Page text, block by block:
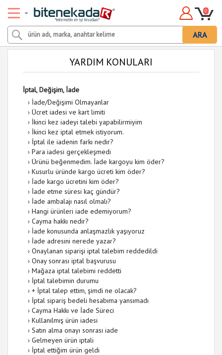
ARA
0
YARDIM KONULARI
İptal, Değişim, İade
› İade/Değişimi Olmayanlar
› Ücret iadesi ve kart limiti
› İkinci kez iadeyi talebi yapabilirmiyim
› İkinci kez iptal etmek istiyorum.
› İptal ile iadenin farkı nedir?
› Para iadesi gerçekleşmedi
› Ürünü beğenmedim. İade kargoyu kim öder?
› Kusurlu üründe kargo ücreti kim öder?
› İade kargo ücretini kim öder?
› İade etme süresi kaç gündür?
› İade ambalajı nasıl olmalı?
› Hangi ürünleri iade edemiyorum?
› Cayma hakkı nedir?
› İade konusunda anlaşmazlık yaşıyoruz
› İade adresini nerede yazar?
› Onaylanan siparişi iptal talebim reddedildi
› Onay sonrası iptal başvurusu
› Mağaza iptal talebimi reddetti
› İptal talebimin durumu
› + İptal talep ettim, şimdi ne olacak?
› İptal sipariş bedeli hesabıma yansımadı
› Cayma Hakkı ve İade Süreci
› Kullanılmış ürün iadesi
› Satın alma onayı sonrası iade
› Gelmeyen ürün iptali
› İptal ettiğim ürün geldi